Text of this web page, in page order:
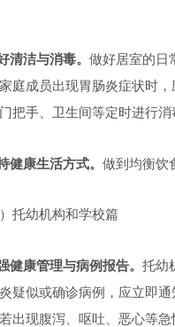
清洁与消毒。 做好居室的日
庭成员出现胃肠炎症状时
把手、卫生间等定时进行消
健康生活方式。 做到均衡饮
）托幼机构和学校篇
健康管理与病例报告。 托幼
疑似或确诊病例，应立即
出现腹泻、呕吐、恶心等